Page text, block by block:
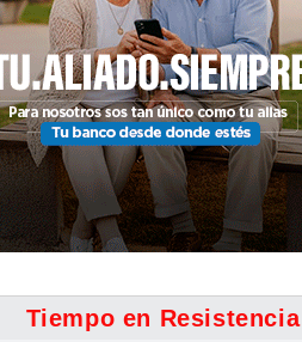
Tiempo en Resistencia